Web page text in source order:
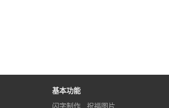
基本功能
闪字制作
祝福图片